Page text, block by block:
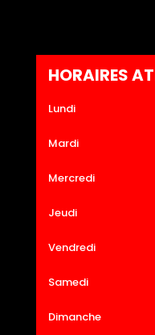
HORAIRES
Lundi
Mardi
Mercredi
Jeudi
Vendredi
Samedi
Dimanche